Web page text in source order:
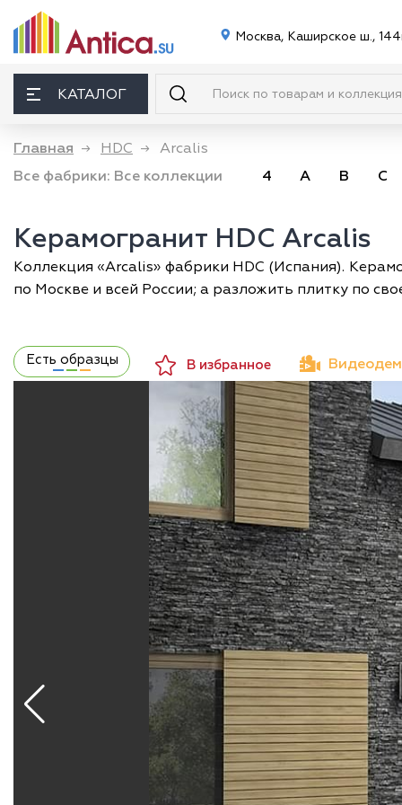
Москва, Каширское ш.,
КАТАЛОГ
Главная → HDC → Arcalis
Все фабрики: Все коллекции 4 A B C
Керамогранит HDC Arcalis
Коллекция «Arcalis» фабрики HDC (Испания).
по Москве и всей России; а разложить плитку по
Есть образцы В избранное